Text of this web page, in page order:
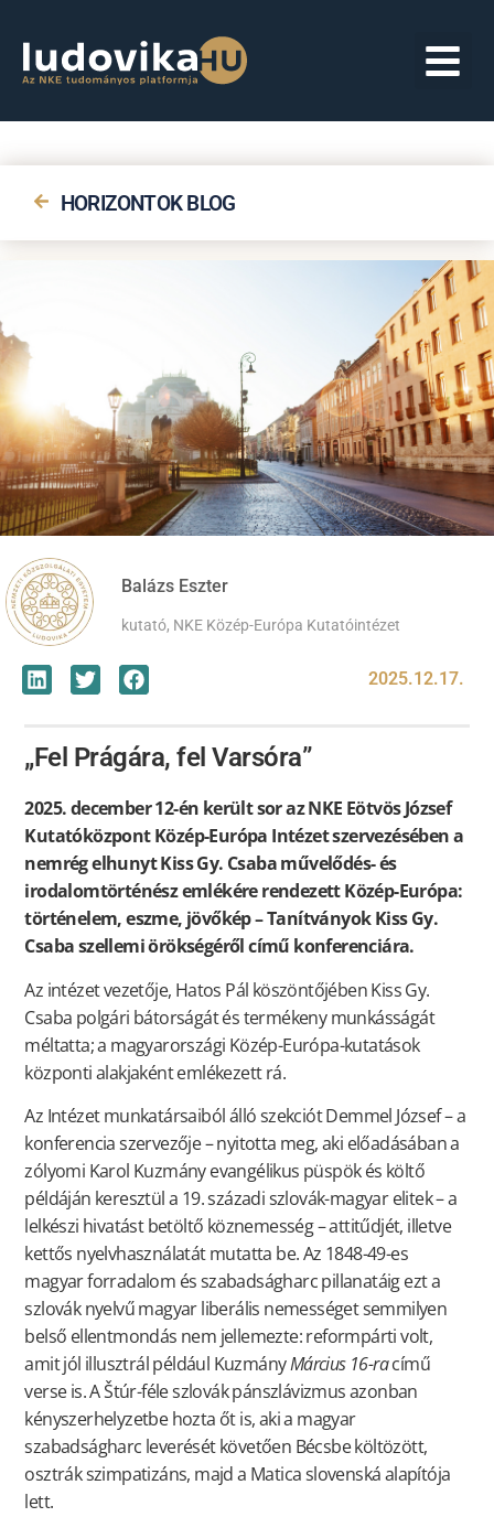
HORIZONTOK BLOG
Balázs Eszter
kutató, NKE Közép-Európa Kutatóintézet
2025.12.17.
„Fel Prágára, fel Varsóra”
2025. december 12-én került sor az NKE Eötvös József
Kutatóközpont Közép-Európa Intézet szervezésében a
nemrég elhunyt Kiss Gy. Csaba művelődés- és
irodalomtörténész emlékére rendezett Közép-Európa:
történelem, eszme, jövőkép – Tanítványok Kiss Gy.
Csaba szellemi örökségéről című konferenciára.
Az intézet vezetője, Hatos Pál köszöntőjében Kiss Gy.
Csaba polgári bátorságát és termékeny munkásságát
méltatta; a magyarországi Közép-Európa-kutatások
központi alakjaként emlékezett rá.
Az Intézet munkatársaiból álló szekciót Demmel József – a
konferencia szervezője – nyitotta meg, aki előadásában a
zólyomi Karol Kuzmány evangélikus püspök és költő
példáján keresztül a 19. századi szlovák-magyar elitek – a
lelkészi hivatást betöltő köznemesség – attitűdjét, illetve
kettős nyelvhasználatát mutatta be. Az 1848-49-es
magyar forradalom és szabadságharc pillanatáig ezt a
szlovák nyelvű magyar liberális nemességet semmilyen
belső ellentmondás nem jellemezte: reformpárti volt,
amit jól illusztrál például KuzmányMárcius 16-racímű
verse is. A Štúr-féle szlovák pánszlávizmus azonban
kényszerhelyzetbe hozta őt is, aki a magyar
szabadságharc leverését követően Bécsbe költözött,
osztrák szimpatizáns, majd a Matica slovenská alapítója
lett.